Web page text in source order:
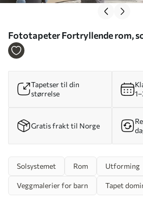
Fototapeter Fortryllende rom,
u97222
Tapetser til din
størrelse
Gratis frakt til Norge
Solsystemet Rom Utforming
Veggmalerier for barn Tapet